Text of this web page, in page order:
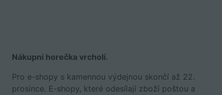
Nákupní horečka vrcholí.
Pro e-shopy s kamennou výdejnou skončí až 22.
prosince. E-shopy, které odesílají zboží poštou a